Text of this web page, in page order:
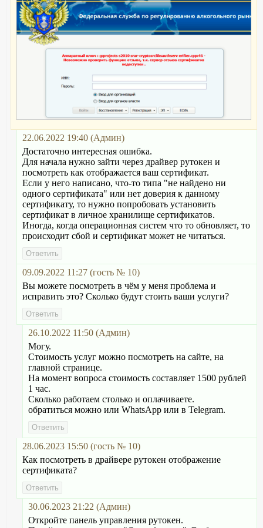
22.06.2022 19:40 (Админ)
Достаточно интересная ошибка.
Для начала нужно зайти через драйвер рутокен и
посмотреть как отображается ваш сертификат.
Если у него написано, что-то типа "не найдено ни
одного сертификата" или нет доверия к данному
сертификату, то нужно попробовать установить
сертификат в личное хранилище сертификатов.
Иногда, когда операционная систем что то обновляет, то
происходит сбой и сертификат может не читаться.
09.09.2022 11:27 (гость № 10)
Вы можете посмотреть в чём у меня проблема и
исправить это? Сколько будут стоить ваши услуги?
26.10.2022 11:50 (Админ)
Могу.
Стоимость услуг можно посмотреть на сайте, на
главной странице.
На момент вопроса стоимость составляет 1500 рублей
1 час.
Сколько работаем столько и оплачиваете.
обратиться можно или WhatsApp или в Telegram.
28.06.2023 15:50 (гость № 10)
Как посмотреть в драйвере рутокен отображение
сертификата?
30.06.2023 21:22 (Админ)
Откройте панель управления рутокен.